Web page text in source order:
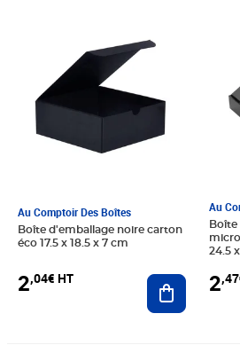
Au Comptoir Des Boîtes
Boîte d'emballage noire carton
éco 17.5 x 18.5 x 7 cm
2,04€ HT Ajouter au
Au
24.5
2